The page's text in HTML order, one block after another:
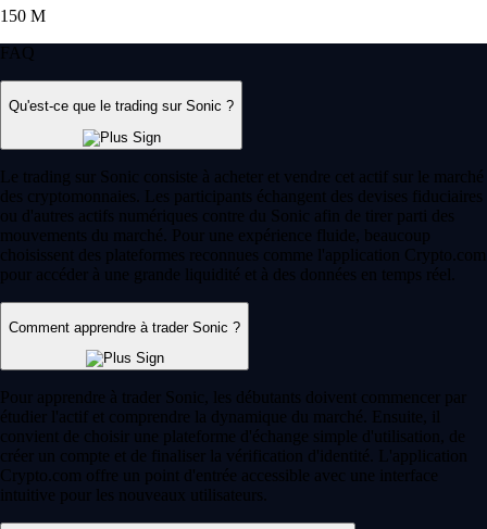
150 M
FAQ
Qu'est-ce que le trading sur Sonic ?
Le trading sur Sonic consiste à acheter et vendre cet actif sur le marché
des cryptomonnaies. Les participants échangent des devises fiduciaires
ou d'autres actifs numériques contre du Sonic afin de tirer parti des
mouvements du marché. Pour une expérience fluide, beaucoup
choisissent des plateformes reconnues comme l'application Crypto.com
pour accéder à une grande liquidité et à des données en temps réel.
Comment apprendre à trader Sonic ?
Pour apprendre à trader Sonic, les débutants doivent commencer par
étudier l'actif et comprendre la dynamique du marché. Ensuite, il
convient de choisir une plateforme d'échange simple d'utilisation, de
créer un compte et de finaliser la vérification d'identité. L'application
Crypto.com offre un point d'entrée accessible avec une interface
intuitive pour les nouveaux utilisateurs.